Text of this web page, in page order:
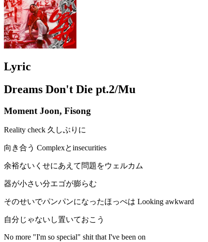
Lyric
Dreams Don't Die pt.2/Mu
Moment Joon, Fisong
Reality check 久しぶりに
向き合う Complexとinsecurities
余裕ないくせにあえて問題をウェルカム
器が小さい分エゴが膨らむ
そのせいでパンパンになったほっぺは Looking awkward
自分じゃないし置いておこう
No more "I'm so special" shit that I've been on